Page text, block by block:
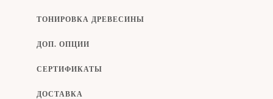
ТОНИРОВКА ДРЕВЕСИНЫ
ДОП. ОПЦИИ
СЕРТИФИКАТЫ
ДОСТАВКА